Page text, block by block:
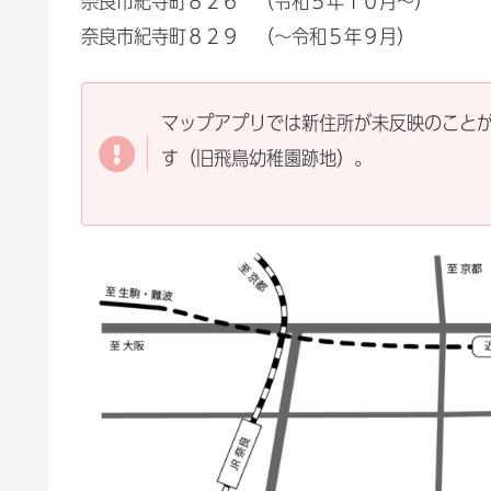
奈良市紀寺町８２９ （～令和５年９月）
マップアプリでは新住所が未反映のこと
す（旧飛鳥幼稚園跡地）。